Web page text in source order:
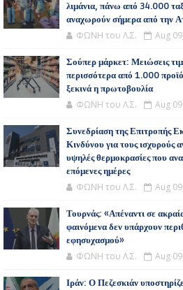
λιμάνια, πάνω από 34.000
αναχωρούν σήμερα από την
ΦΩΝΗ του Λ.Σ. Aug
Σούπερ μάρκετ: Μειώσεις
περισσότερα από 1.000
ξεκινά η πρωτοβουλία
ΦΩΝΗ του Λ.Σ. Aug
Συνεδρίαση της Επιτροπής
Κινδύνου για τους ισχυρούς
υψηλές θερμοκρασίες που
επόμενες ημέρες
ΦΩΝΗ του Λ.Σ. Aug
Τουρνάς: «Απέναντι σε
φαινόμενα δεν υπάρχουν
εφησυχασμού»
ΦΩΝΗ του Λ.Σ. Aug
Ιράν: Ο Πεζεσκιάν